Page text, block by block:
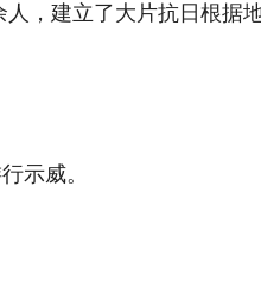
人，建立了大片抗日根据
示威。